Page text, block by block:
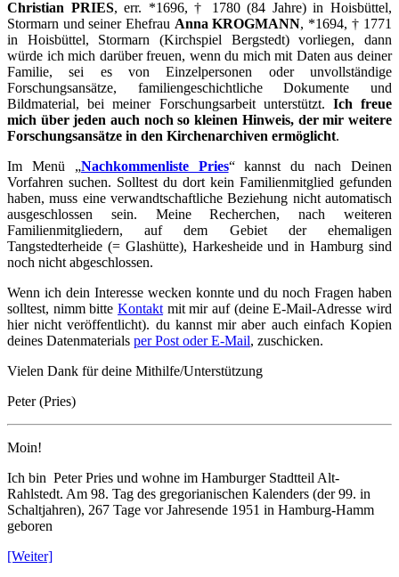
Christian PRIES, err. *1696, † 1780 (84 Jahre) in Hoisbüttel,
Stormarn und seiner Ehefrau Anna KROGMANN, *1694, † 1771
in Hoisbüttel, Stormarn (Kirchspiel Bergstedt) vorliegen, dann
würde ich mich darüber freuen, wenn du mich mit Daten aus deiner
Familie, sei es von Einzelpersonen oder unvollständige
Forschungsansätze, familiengeschichtliche Dokumente und
Bildmaterial, bei meiner Forschungsarbeit unterstützt. Ich freue
mich über jeden auch noch so kleinen Hinweis, der mir weitere
Forschungsansätze in den Kirchenarchiven ermöglicht.
Im Menü „Nachkommenliste Pries“ kannst du nach Deinen
Vorfahren suchen. Solltest du dort kein Familienmitglied gefunden
haben, muss eine verwandtschaftliche Beziehung nicht automatisch
ausgeschlossen sein. Meine Recherchen, nach weiteren
Familienmitgliedern, auf dem Gebiet der ehemaligen
Tangstedterheide (= Glashütte), Harkesheide und in Hamburg sind
noch nicht abgeschlossen.
Wenn ich dein Interesse wecken konnte und du noch Fragen haben
solltest, nimm bitte Kontakt mit mir auf (deine E-Mail-Adresse wird
hier nicht veröffentlicht). du kannst mir aber auch einfach Kopien
deines Datenmaterials per Post oder E-Mail, zuschicken.
Vielen Dank für deine Mithilfe/Unterstützung
Peter (Pries)
Moin!
Ich bin Peter Pries und wohne im Hamburger Stadtteil Alt-
Rahlstedt. Am 98. Tag des gregorianischen Kalenders (der 99. in
Schaltjahren), 267 Tage vor Jahresende 1951 in Hamburg-Hamm
geboren
[Weiter]